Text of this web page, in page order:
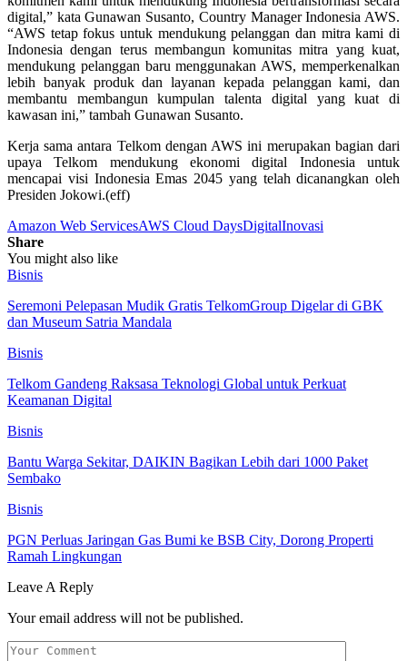
digital,” kata Gunawan Susanto, Country Manager Indonesia AWS.
“AWS tetap fokus untuk mendukung pelanggan dan mitra kami di
Indonesia dengan terus membangun komunitas mitra yang kuat,
mendukung pelanggan baru menggunakan AWS, memperkenalkan
lebih banyak produk dan layanan kepada pelanggan kami, dan
membantu membangun kumpulan talenta digital yang kuat di
kawasan ini,” tambah Gunawan Susanto.
Kerja sama antara Telkom dengan AWS ini merupakan bagian dari
upaya Telkom mendukung ekonomi digital Indonesia untuk
mencapai visi Indonesia Emas 2045 yang telah dicanangkan oleh
Presiden Jokowi.(eff)
Amazon Web ServicesAWS Cloud DaysDigitalInovasi
Share
You might also like
Bisnis
Seremoni Pelepasan Mudik Gratis TelkomGroup Digelar di GBK
dan Museum Satria Mandala
Bisnis
Telkom Gandeng Raksasa Teknologi Global untuk Perkuat
Keamanan Digital
Bisnis
Bantu Warga Sekitar, DAIKIN Bagikan Lebih dari 1000 Paket
Sembako
Bisnis
PGN Perluas Jaringan Gas Bumi ke BSB City, Dorong Properti
Ramah Lingkungan
Leave A Reply
Your email address will not be published.